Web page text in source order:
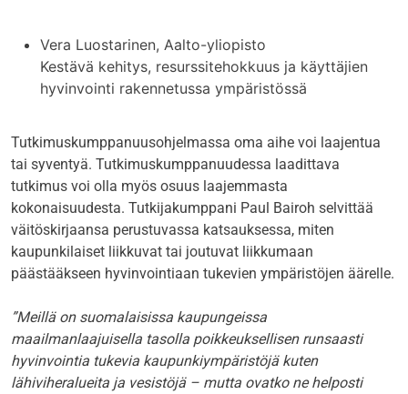
Vera Luostarinen, Aalto-yliopisto
Kestävä kehitys, resurssitehokkuus ja käyttäjien
hyvinvointi rakennetussa ympäristössä
Tutkimuskumppanuusohjelmassa oma aihe voi laajentua
tai syventyä. Tutkimuskumppanuudessa laadittava
tutkimus voi olla myös osuus laajemmasta
kokonaisuudesta. Tutkijakumppani Paul Bairoh selvittää
väitöskirjaansa perustuvassa katsauksessa, miten
kaupunkilaiset liikkuvat tai joutuvat liikkumaan
päästääkseen hyvinvointiaan tukevien ympäristöjen äärelle.
”Meillä on suomalaisissa kaupungeissa
maailmanlaajuisella tasolla poikkeuksellisen runsaasti
hyvinvointia tukevia kaupunkiympäristöjä kuten
lähiviheralueita ja vesistöjä – mutta ovatko ne helposti